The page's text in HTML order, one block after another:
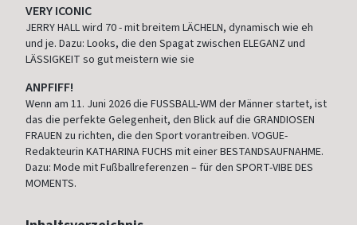
VERY ICONIC
JERRY HALL wird 70 - mit breitem LÄCHELN, dynamisch wie eh
und je. Dazu: Looks, die den Spagat zwischen ELEGANZ und
LÄSSIGKEIT so gut meistern wie sie
ANPFIFF!
Wenn am 11. Juni 2026 die FUSSBALL-WM der Männer startet, ist
das die perfekte Gelegenheit, den Blick auf die GRANDIOSEN
FRAUEN zu richten, die den Sport vorantreiben. VOGUE-
Redakteurin KATHARINA FUCHS mit einer BESTANDSAUFNAHME.
Dazu: Mode mit Fußballreferenzen – für den SPORT-VIBE DES
MOMENTS.